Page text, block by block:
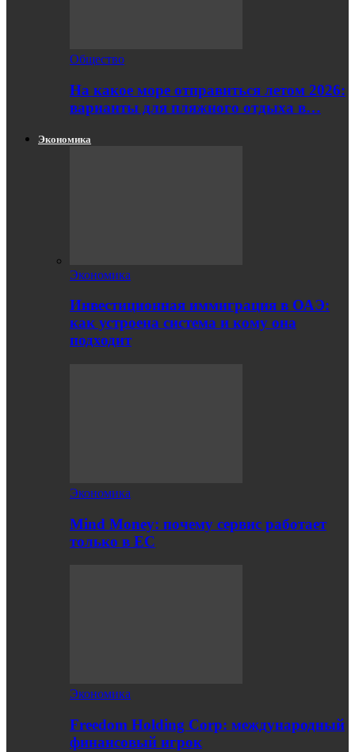
Общество
На какое море отправиться летом 2026:
варианты для пляжного отдыха в…
Экономика
Экономика
Инвестиционная иммиграция в ОАЭ:
как устроена система и кому она
подходит
Экономика
Mind Money: почему сервис работает
только в ЕС
Экономика
Freedom Holding Corp: международный
финансовый игрок